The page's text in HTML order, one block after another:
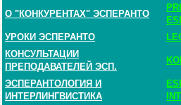
О "КОНКУРЕНТАХ" ЭСПЕРАНТО
УРОКИ ЭСПЕРАНТО
КОНСУЛЬТАЦИИ
ПРЕПОДАВАТЕЛЕЙ ЭСП.
ЭСПЕРАНТОЛОГИЯ И
ИНТЕРЛИНГВИСТИКА